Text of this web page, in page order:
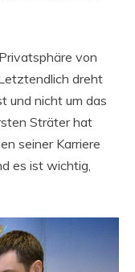
von
dreht
und nicht um das
Sträter hat
seiner Karriere
es ist wichtig,